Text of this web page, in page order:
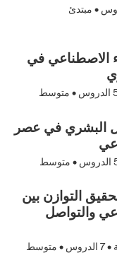
• مبتدئ
الاصطناعي في
الدروس • متوسط
البشري في عصر
الدروس • متوسط
التوازن بين
والتواصل
•
7 الدروس • متوسط